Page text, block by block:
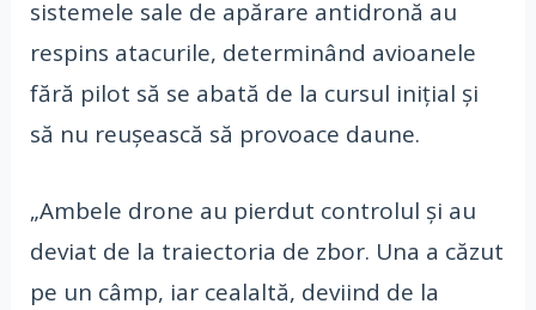
sistemele sale de apărare antidronă au
respins atacurile, determinând avioanele
fără pilot să se abată de la cursul inițial și
să nu reușească să provoace daune.
„Ambele drone au pierdut controlul și au
deviat de la traiectoria de zbor. Una a căzut
pe un câmp, iar cealaltă, deviind de la